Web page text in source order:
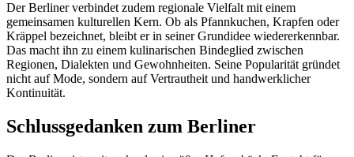
Der Berliner verbindet zudem regionale Vielfalt mit einem
gemeinsamen kulturellen Kern. Ob als Pfannkuchen, Krapfen oder
Kräppel bezeichnet, bleibt er in seiner Grundidee wiedererkennbar.
Das macht ihn zu einem kulinarischen Bindeglied zwischen
Regionen, Dialekten und Gewohnheiten. Seine Popularität gründet
nicht auf Mode, sondern auf Vertrautheit und handwerklicher
Kontinuität.
Schlussgedanken zum Berliner